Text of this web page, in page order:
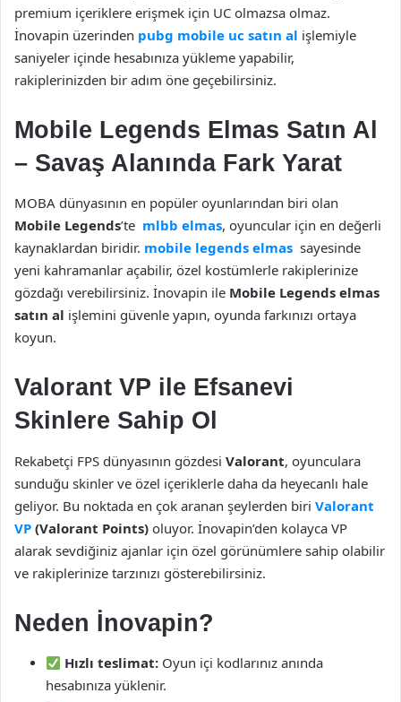
premium içeriklere erişmek için UC olmazsa olmaz.
İnovapin üzerinden pubg mobile uc satın al işlemiyle
saniyeler içinde hesabınıza yükleme yapabilir,
rakiplerinizden bir adım öne geçebilirsiniz.
Mobile Legends Elmas Satın Al
– Savaş Alanında Fark Yarat
MOBA dünyasının en popüler oyunlarından biri olan
Mobile Legends’te mlbb elmas, oyuncular için en değerli
kaynaklardan biridir. mobile legends elmas sayesinde
yeni kahramanlar açabilir, özel kostümlerle rakiplerinize
gözdağı verebilirsiniz. İnovapin ile Mobile Legends elmas
satın al işlemini güvenle yapın, oyunda farkınızı ortaya
koyun.
Valorant VP ile Efsanevi
Skinlere Sahip Ol
Rekabetçi FPS dünyasının gözdesi Valorant, oyunculara
sunduğu skinler ve özel içeriklerle daha da heyecanlı hale
geliyor. Bu noktada en çok aranan şeylerden biri Valorant
VP (Valorant Points) oluyor. İnovapin’den kolayca VP
alarak sevdiğiniz ajanlar için özel görünümlere sahip olabilir
ve rakiplerinize tarzınızı gösterebilirsiniz.
Neden İnovapin?
Hızlı teslimat: Oyun içi kodlarınız anında
hesabınıza yüklenir.